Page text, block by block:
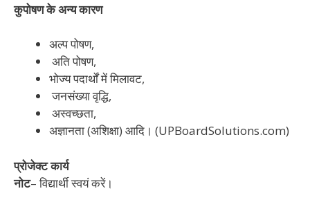
कुपोषण के अन्य कारण
अल्प पोषण,
अति पोषण,
भोज्य पदार्थों में मिलावट,
जनसंख्या वृद्धि,
अस्वच्छता,
अज्ञानता (अशिक्षा) आदि। (UPBoardSolutions.com)
प्रोजेक्ट कार्य
नोट– विद्यार्थी स्वयं करें।